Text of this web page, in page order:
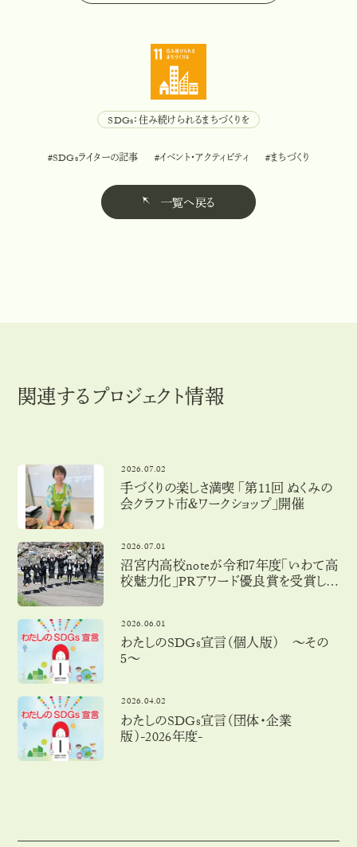
SDGs：住み続けられるまちづくりを
SDGs：住み続けられるまちづくりを
#SDGsライターの記事
#SDGsライターの記事 #イベント・アクティビティ
#イベント・アクティビティ #まちづくり
#まちづくり
一覧へ戻る
一覧へ戻る
関連するプロジェクト情報
2026.07.02
手づくりの楽しさ満喫 「第11回 ぬくみの
会クラフト市＆ワークショップ」開催
2026.07.01
沼宮内高校noteが令和７年度「いわて高
校魅力化」PRアワード優良賞を受賞しま
2026.06.01
わたしのSDGs宣言（個人版） 〜その
５〜
2026.04.02
わたしのSDGs宣言（団体・企業
版）-2026年度-